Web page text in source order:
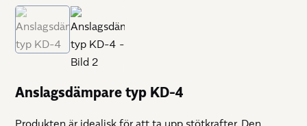
Anslagsdämpare typ KD-4
Produkten är idealisk för att ta upp stötkrafter. Den